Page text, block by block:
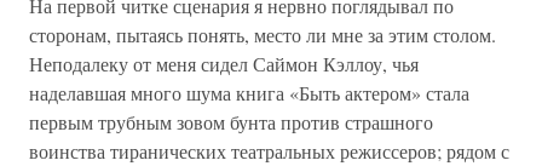
На первой читке сценария я нервно поглядывал по
сторонам, пытаясь понять, место ли мне за этим столом.
Неподалеку от меня сидел Саймон Кэллоу, чья
наделавшая много шума книга «Быть актером» стала
первым трубным зовом бунта против страшного
воинства тиранических театральных режиссеров; рядом с